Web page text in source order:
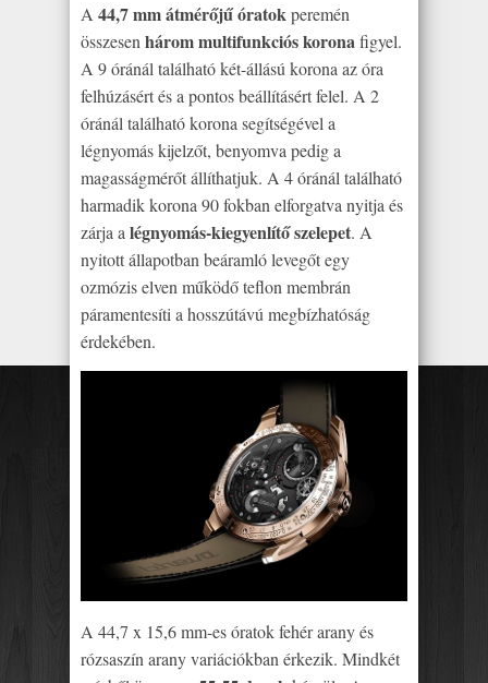
A 44,7 mm átmérőjű óratokperemén
összesen három multifunkciós koronafigyel.
A 9 óránál található két-állású korona az óra
felhúzásért és a pontos beállításért felel. A 2
óránál található korona segítségével a
légnyomás kijelzőt, benyomva pedig a
magasságmérőt állíthatjuk. A 4 óránál található
harmadik korona 90 fokban elforgatva nyitja és
zárja a légnyomás-kiegyenlítő szelepet. A
nyitott állapotban beáramló levegőt egy
ozmózis elven működő teflon membrán
páramentesíti a hosszútávú megbízhatóság
érdekében.
A 44,7 x 15,6 mm-es óratok fehér arany és
rózsaszín arany variációkban érkezik. Mindkét